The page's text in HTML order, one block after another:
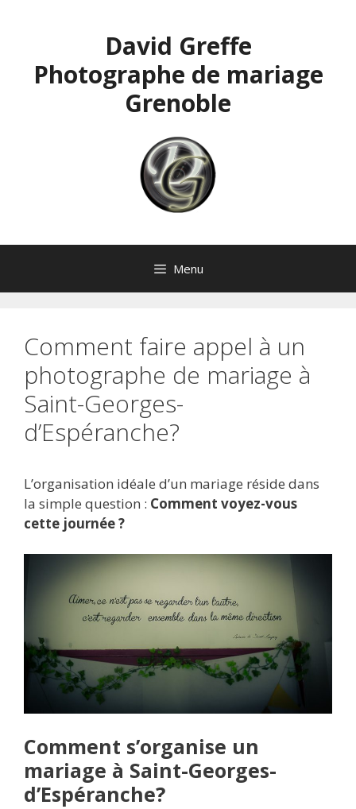
David Greffe
Photographe de mariage
Grenoble
Menu
Comment faire appel à un
photographe de mariage à
Saint-Georges-
d’Espéranche?
L’organisation idéale d’un mariage réside dans
la simple question : Comment voyez-vous
cette journée ?
Comment s’organise un
mariage à Saint-Georges-
d’Espéranche?